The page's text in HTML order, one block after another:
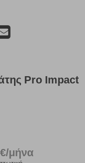
Pro Impact
μήνα